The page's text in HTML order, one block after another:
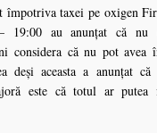
împotriva taxei pe oxigen
19:00 au anunţat că nu
considera că nu pot avea
deşi aceasta a anunţat
este că totul ar